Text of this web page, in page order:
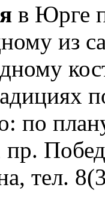
в Юрге
из
по
тел.